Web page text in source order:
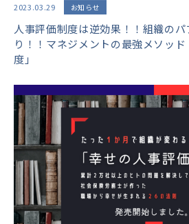
2023.03.29 お知らせ
人事評価制度は逆効果！！組織の
り！！マネジメントの最強メソッ
度」